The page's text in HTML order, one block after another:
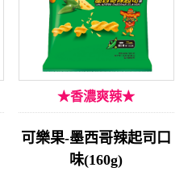
★香濃爽辣★
可樂果-墨西哥辣起司口
味(160g)